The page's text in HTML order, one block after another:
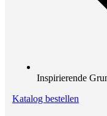
Inspirierende
Katalog bestellen